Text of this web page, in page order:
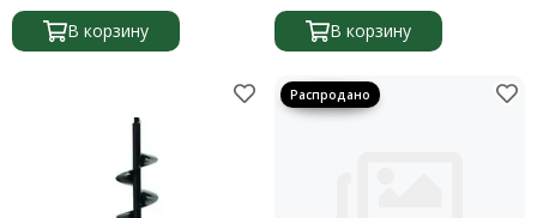
В корзину
В корзину